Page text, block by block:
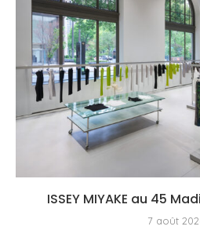
ISSEY MIYAKE au 45
7 août